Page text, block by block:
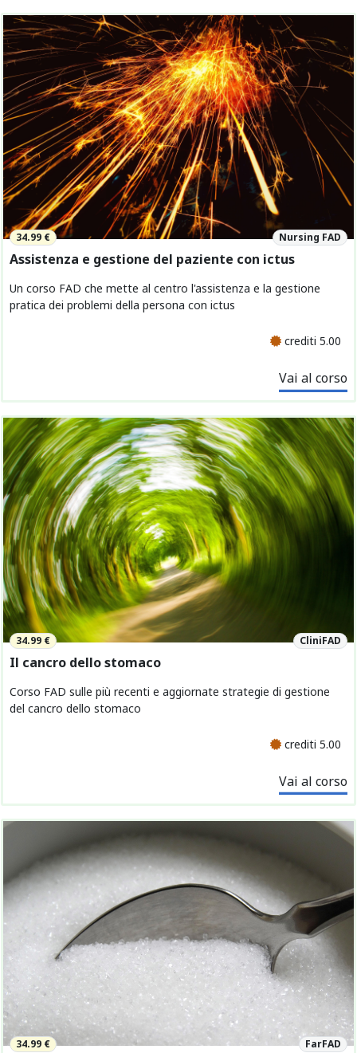
34.99 € Nursing FAD
Assistenza e gestione del paziente con ictus
Un corso FAD che mette al centro l'assistenza e la gestione
pratica dei problemi della persona con ictus
crediti 5.00
Vai al corso
34.99 € CliniFAD
Il cancro dello stomaco
Corso FAD sulle più recenti e aggiornate strategie di gestione
del cancro dello stomaco
crediti 5.00
Vai al corso
34.99 € FarFAD